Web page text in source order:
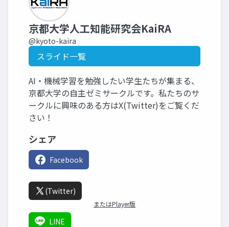
京都大学人工知能研究会KaiRA
@kyoto-kaira
スライド一覧
AI・機械学習を勉強したい学生たちが集まる、
京都大学の自主ゼミサークルです。私たちのサ
ークルに興味のある方はX(Twitter)をご覧くだ
さい！
シェア
Facebook
(Twitter)
またはPlayer版
LINE